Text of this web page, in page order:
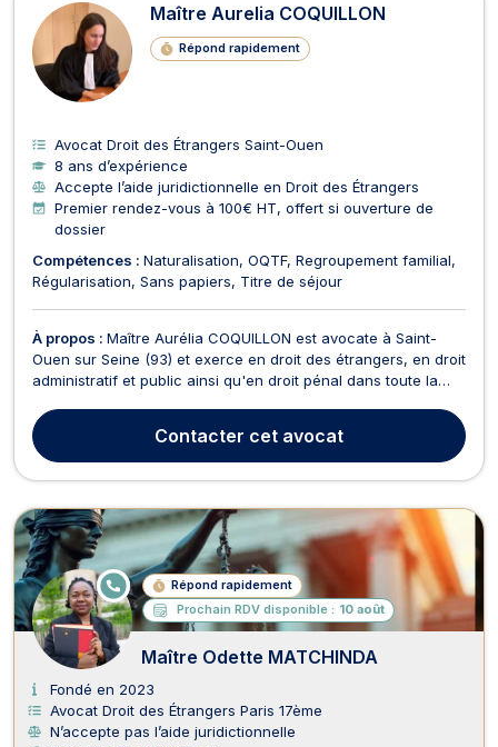
Maître Aurelia COQUILLON
Répond rapidement
Avocat Droit des Étrangers Saint-Ouen
8 ans d’expérience
Accepte l’aide juridictionnelle en Droit des Étrangers
Premier rendez-vous à 100€ HT, offert si ouverture de
dossier
Compétences : Naturalisation OQTF Regroupement familial
Régularisation Sans papiers Titre de séjour
À propos : Maître Aurélia COQUILLON est avocate à Saint-
Ouen sur Seine (93) et exerce en droit des étrangers, en droit
administratif et public ainsi qu'en droit pénal dans toute la
COQUILLON traite les dossiers de recours contre les refus de
titre de séjour, les obligations de q...
Contacter cet avocat
Répond rapidement
Prochain RDV disponible : 10 août
E
N
LI
G
N
E
Maître Odette MATCHINDA
Fondé en 2023
Avocat Droit des Étrangers Paris 17ème
N’accepte pas l’aide juridictionnelle